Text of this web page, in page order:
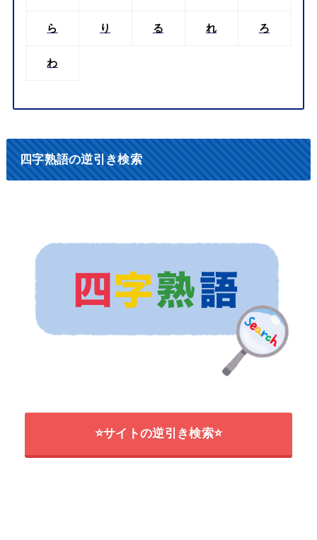
ら り る れ ろ
わ
四字熟語の逆引き検索
⭐サイトの逆引き検索⭐